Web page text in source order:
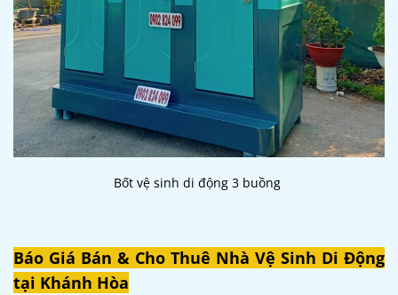
Bốt vệ sinh di động 3 buồng
Báo Giá Bán & Cho Thuê Nhà Vệ Sinh Di Động
tại Khánh Hòa